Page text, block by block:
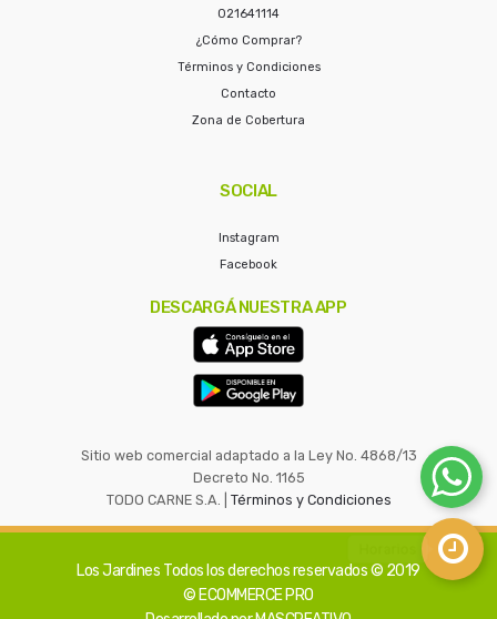
021641114
¿Cómo Comprar?
Términos y Condiciones
Contacto
Zona de Cobertura
SOCIAL
Instagram
Facebook
DESCARGÁ NUESTRA APP
Sitio web comercial adaptado a la Ley No. 4868/13
Decreto No. 1165
TODO CARNE S.A. | Términos y Condiciones
Los Jardines Todos los derechos reservados © 2019
© ECOMMERCE PRO